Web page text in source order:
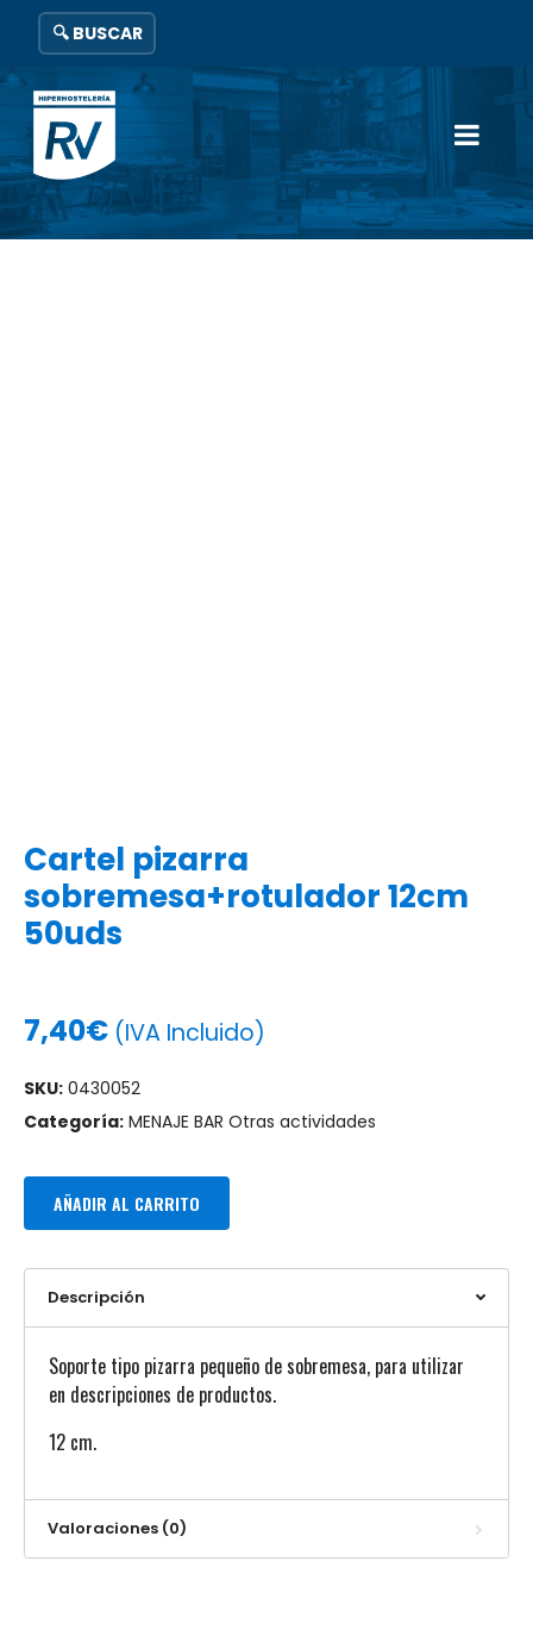
🔍 BUSCAR
Cartel pizarra
sobremesa+rotulador 12cm
50uds
7,40€ (IVA Incluido)
SKU: 0430052
Categoría: MENAJE BAR Otras actividades
AÑADIR AL CARRITO
Descripción
Soporte tipo pizarra pequeño de sobremesa, para utilizar
en descripciones de productos.
12 cm.
Valoraciones (0)